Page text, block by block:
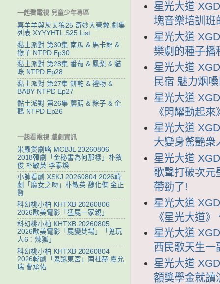
星光大道
塊音樂培訓班
星光大道
樂劇的種子播
星光大道
民宿 魅力烟
星光大道
《閃耀動起
星光大道
大變身驚艷衆
星光大道
歌聲打破次元
帶勁了!
星光大道
《星光大道
星光大道
西民歌天生一
星光大道
額獎學金就讀
一起看電視 兒童少年專區
喜羊羊與灰太狼25 奇妙大營救 劇集
列表 XYYYHTL S25 List
黏土派對 第30集 南瓜 & 馬卡龍 &
猴子 NTPD Ep30
黏土派對 第28集 番茄 & 鳳梨 & 貓
咪 NTPD Ep28
黏土派對 第27集 餅乾 & 禮物 &
BABY NTPD Ep27
黏土派對 第26集 蘑菇 & 粽子 & 企
鵝 NTPD Ep26
一起看電視 戲劇資訊
米蟲煲劇咯 MCBJL 20260806
2018韓劇「金秘書為何那樣」朴敘
俊 朴敏英 李泰煥
小帥看劇 XSKJ 20260804 2026韓
劇「魔女之吻」朴敏英 魏化儁 金正
賢
科幻桃小柏 KHTXB 20260806
2026歐美電影「猛屍一家親」
科幻桃小柏 KHTXB 20260805
2026歐美電影「屍變焚場」「鬼玩
人6：煉獄」
科幻桃小柏 KHTXB 20260804
2026韓劇「鬼謎東宮」南柱赫 盧允
瑞 曹承佑